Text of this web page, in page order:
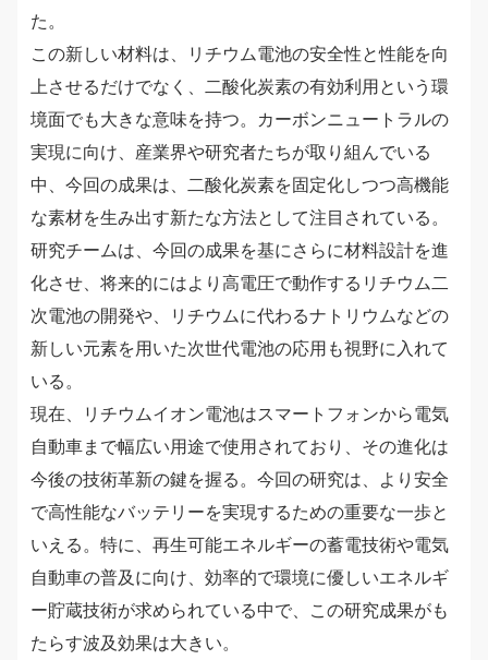
た。
この新しい材料は、リチウム電池の安全性と性能を向
上させるだけでなく、二酸化炭素の有効利用という環
境面でも大きな意味を持つ。カーボンニュートラルの
実現に向け、産業界や研究者たちが取り組んでいる
中、今回の成果は、二酸化炭素を固定化しつつ高機能
な素材を生み出す新たな方法として注目されている。
研究チームは、今回の成果を基にさらに材料設計を進
化させ、将来的にはより高電圧で動作するリチウム二
次電池の開発や、リチウムに代わるナトリウムなどの
新しい元素を用いた次世代電池の応用も視野に入れて
いる。
現在、リチウムイオン電池はスマートフォンから電気
自動車まで幅広い用途で使用されており、その進化は
今後の技術革新の鍵を握る。今回の研究は、より安全
で高性能なバッテリーを実現するための重要な一歩と
いえる。特に、再生可能エネルギーの蓄電技術や電気
自動車の普及に向け、効率的で環境に優しいエネルギ
ー貯蔵技術が求められている中で、この研究成果がも
たらす波及効果は大きい。